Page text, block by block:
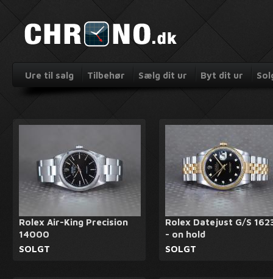
Ure til salg Tilbehør Sælg dit ur Byt dit ur
Rolex Air-King Precision
14000
SOLGT
Rolex Datejust G/S
- on hold
SOLGT